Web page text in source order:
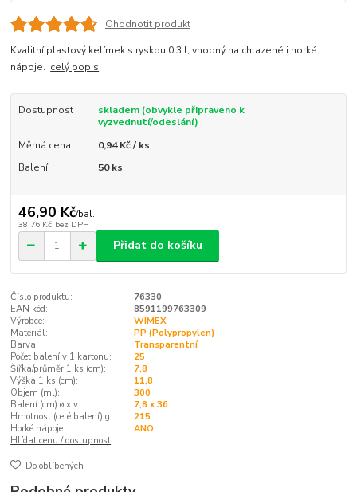
Ohodnotit produkt
Kvalitní plastový kelímek s ryskou 0,3 l, vhodný na chlazené i horké
nápoje. celý popis
Dostupnost
skladem (obvykle připraveno k
vyzvednutí/odeslání)
Měrná cena
0,94 Kč / ks
Balení
50 ks
46,90 Kč/bal.
38,76 Kč bez DPH
Přidat do košíku
Číslo produktu:
76330
EAN kód:
8591199763309
Výrobce:
WIMEX
Materiál:
PP (Polypropylen)
Barva:
Transparentní
Počet balení v 1 kartonu:
25
Šířka/průměr 1 ks (cm):
7,8
Výška 1 ks (cm):
11,8
Objem (ml):
300
Balení (cm) ø x v.:
7,8 x 36
Hmotnost (celé balení) g:
215
Horké nápoje:
ANO
Hlídat cenu / dostupnost
Do oblíbených